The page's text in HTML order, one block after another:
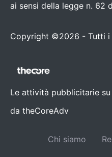
ai sensi della legge n. 62
Copyright ©2026 - Tutti
Le attività pubblicitarie
da theCoreAdv
Chi siamo